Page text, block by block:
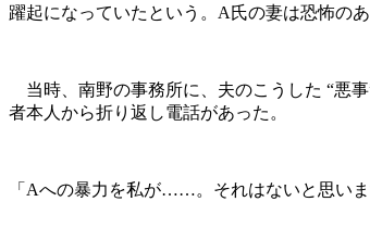
躍起になっていたという。A氏の妻は恐怖の
当時、南野の事務所に、夫のこうした “悪
者本人から折り返し電話があった。
「Aへの暴力を私が……。それはないと思い